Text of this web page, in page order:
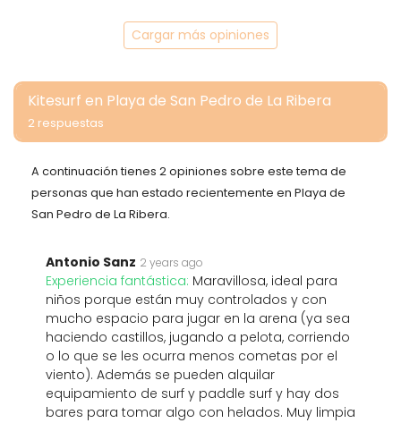
Cargar más opiniones
Kitesurf en Playa de San Pedro de La Ribera
2 respuestas
A continuación tienes 2 opiniones sobre este tema de
personas que han estado recientemente en Playa de
San Pedro de La Ribera.
Antonio Sanz 2 years ago
Experiencia fantástica: Maravillosa, ideal para
niños porque están muy controlados y con
mucho espacio para jugar en la arena (ya sea
haciendo castillos, jugando a pelota, corriendo
o lo que se les ocurra menos cometas por el
viento). Además se pueden alquilar
equipamiento de surf y paddle surf y hay dos
bares para tomar algo con helados. Muy limpia